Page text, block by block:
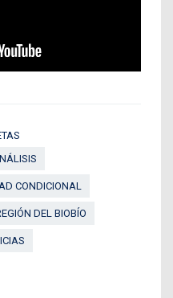
CONDICIONAL
DEL BIOBÍO